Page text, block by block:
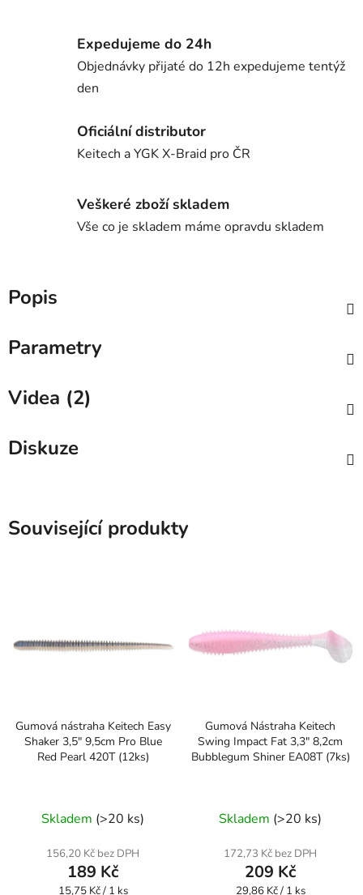
Expedujeme do 24h
Objednávky přijaté do 12h expedujeme tentýž
den
Oficiální distributor
Keitech a YGK X-Braid pro ČR
Veškeré zboží skladem
Vše co je skladem máme opravdu skladem
Popis
Parametry
Videa (2)
Diskuze
Související produkty
Gumová nástraha Keitech Easy
Shaker 3,5" 9,5cm Pro Blue
Red Pearl 420T (12ks)
Skladem (>20 ks)
156,20 Kč bez DPH
189 Kč
Měrná
15,75 Kč / 1 ks
Gumová Nástraha Keitech
Swing Impact Fat 3,3" 8,2cm
Bubblegum Shiner EA08T (7ks)
Skladem (>20 ks)
172,73 Kč bez DPH
209 Kč
Měrná
29,86 Kč / 1 ks